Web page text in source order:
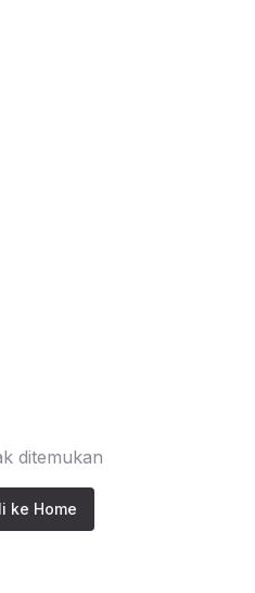
ditemukan
ke Home